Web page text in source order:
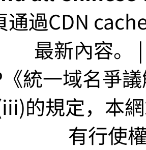
通過CDN
最新內容。
《統一域名爭
的規定，本
有行使